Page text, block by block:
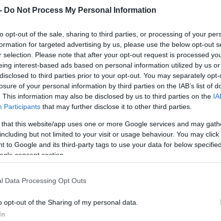
Do Not Process My Personal Information
opt-out of the sale, sharing to third parties, or processing of your
for targeted advertising by us, please use the below opt-out
selection. Please note that after your opt-out request is processed
interest-based ads based on personal information utilized by us
to third parties prior to your opt-out. You may separately
of your personal information by third parties on the IAB’s list of
This information may also be disclosed by us to third parties on the
Participants that may further disclose it to other third parties.
that this website/app uses one or more Google services and may
but not limited to your visit or usage behaviour. You may
to Google and its third-party tags to use your data for below
consent section.
Data Processing Opt Outs
opt-out of the Sharing of my personal data.
του Ομίλουαπό την εποχή της λιγνιτικής
οργανισμού, ο οποίος συνδυάζει
υπηρεσίες. Η μετάβαση των συστημάτων της
τη βάση πάνω στην οποία θα
ετών. Στο πλαίσιο αυτό, η ΔΕΗ έχει ήδη
στόχο να λειτουργεί ως μιαπλήρως «AI-
αξιοποιηθεί σε κάθε κρίσιμο τομέα
μέχρι την πρόβλεψη βλαβών, τη μείωση των
ένταξης των ανανεώσιμων πηγών ενέργειας
αποτελεί το
ως στρατηγικό έργο για τον Όμιλο,
δεδομένων θα αποτελέσει και τη βάση για